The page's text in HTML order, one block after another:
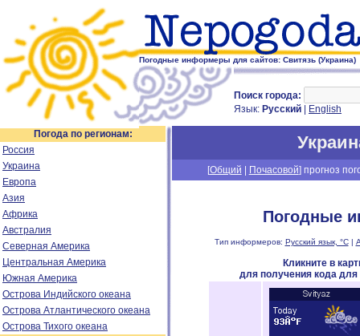
Погодные информеры для сайтов: Свитязь (Украина)
Поиск города:
Язык: Русский English
Погода по регионам:
Россия
Украина
Европа
Азия
Африка
Австралия
Северная Америка
Центральная Америка
Южная Америка
Острова Индийского океана
Острова Атлантического океана
Острова Тихого океана
[Общий Почасовой] прогноз
Погодные
Тип информеров: Русский язык, °C|
Кликните в
для получения кода